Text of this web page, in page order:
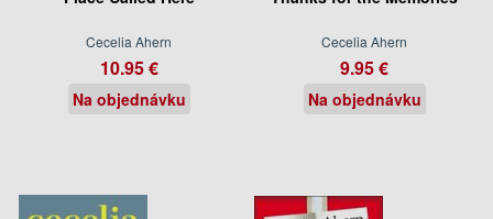
Cecelia Ahern
10.95 €
Na objednávku
Cecelia Ahern
9.95 €
Na objednávku